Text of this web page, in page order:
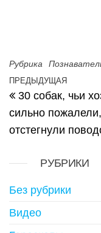
Рубрика
Предыдущая
ПРЕДЫДУЩАЯ
30 собак, чьи
сильно
отстегнули
РУБРИКИ
Без рубрики
Видео